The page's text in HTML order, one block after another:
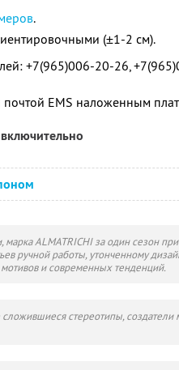
.
(±1-2 см).
+7(965)006-20-26,
почтой EMS наложенным
ALMATRICHI за один сезон
ручной работы, утонченному
и современных тенденций.
стереотипы, создатели